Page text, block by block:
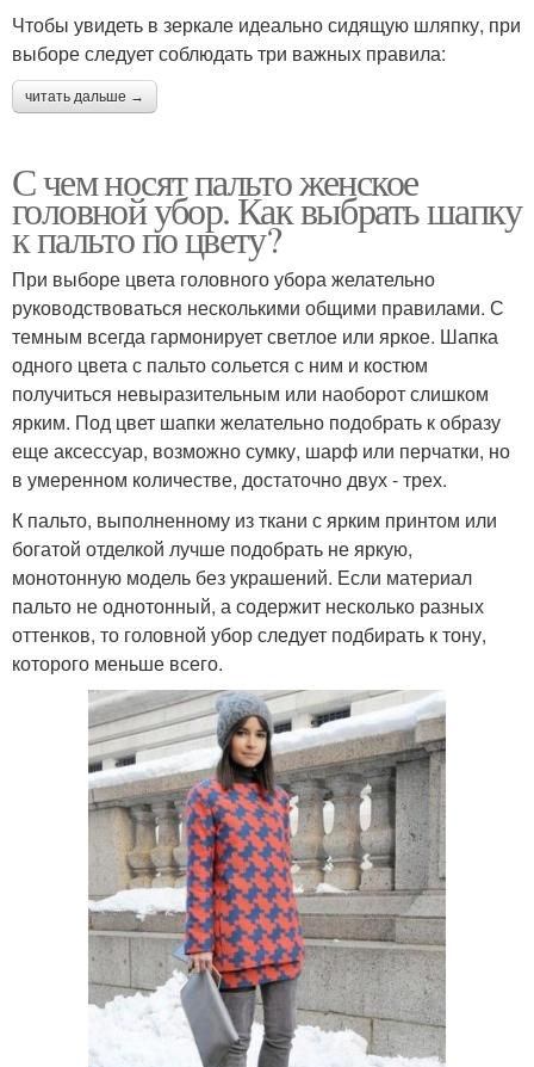
Чтобы увидеть в зеркале идеально сидящую шляпку, при
выборе следует соблюдать три важных правила:
читать дальше →
С чем носят пальто женское
головной убор. Как выбрать шапку
к пальто по цвету?
При выборе цвета головного убора желательно
руководствоваться несколькими общими правилами. С
темным всегда гармонирует светлое или яркое. Шапка
одного цвета с пальто сольется с ним и костюм
получиться невыразительным или наоборот слишком
ярким. Под цвет шапки желательно подобрать к образу
еще аксессуар, возможно сумку, шарф или перчатки, но
в умеренном количестве, достаточно двух - трех.
К пальто, выполненному из ткани с ярким принтом или
богатой отделкой лучше подобрать не яркую,
монотонную модель без украшений. Если материал
пальто не однотонный, а содержит несколько разных
оттенков, то головной убор следует подбирать к тону,
которого меньше всего.